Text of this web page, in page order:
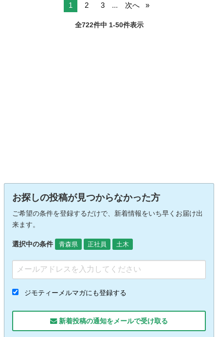
1 2 3 ... 次へ
全722件中 1-50件表示
お探しの投稿が見つからなかった方
ご希望の条件を登録するだけで、新着情報をいち早くお届け出
来ます。
選択中の条件 青森県 正社員 土木
ジモティーメルマガにも登録する
新着投稿の通知をメールで受け取る